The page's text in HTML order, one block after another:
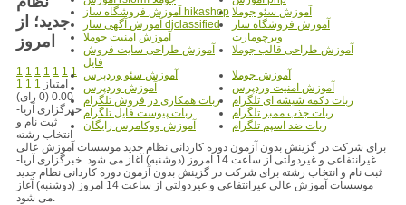
آموزش سئو جوملا آموزش فروشگاه ساز hikashop
آموزش فروشگاه ساز
ویرچومارت
آموزش آگهی ساز djclassified
آموزش امنیت جوملا
آموزش طراحی قالب جوملا
آموزش طراحی سایت فروش
فایل
آموزش جوملا
آموزش سئو وردپرس
آموزش امنیت وردپرس
آموزش وردپرس
ربات دکمه شیشه ای تلگرام
ربات همکاری در فروش تلگرام
ربات جذب ممبر تلگرام
ربات پیوست فایل تلگرام
ربات ضد اسپم تلگرام
آموزش ووکامرس رایگان
جديد؛ از
امروز
1 1 1 1 1 1 1
1 1 1 امتیاز
0.00 (0 رای)
خبرگزاری آریا-
ثبت نام و
انتخاب رشته
برای شرکت در گزینش بدون آزمون دوره کاردانی نظام جدید موسسات آموزش عالی
غیرانتفاعی و غیردولتی از ساعت 14 امروز (دوشنبه) آغاز می شود. خبرگزاری آریا-
ثبت نام و انتخاب رشته برای شرکت در گزینش بدون آزمون دوره کاردانی نظام جدید
موسسات آموزش عالی غیرانتفاعی و غیردولتی از ساعت 14 امروز (دوشنبه) آغاز
می شود.